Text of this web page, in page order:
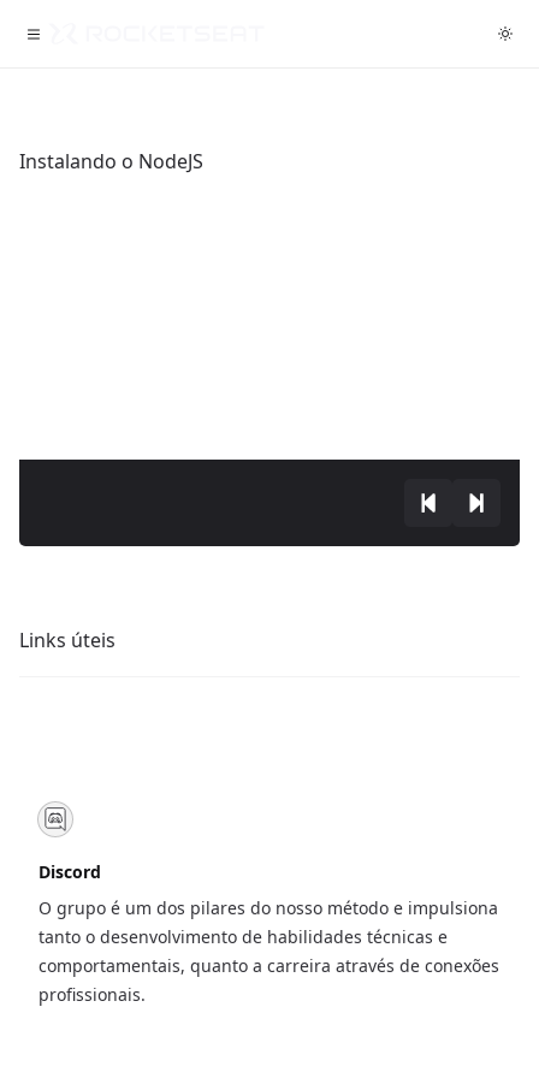
Instalando o NodeJS
Links úteis
Discord
O grupo é um dos pilares do nosso método e impulsiona
tanto o desenvolvimento de habilidades técnicas e
comportamentais, quanto a carreira através de conexões
profissionais.